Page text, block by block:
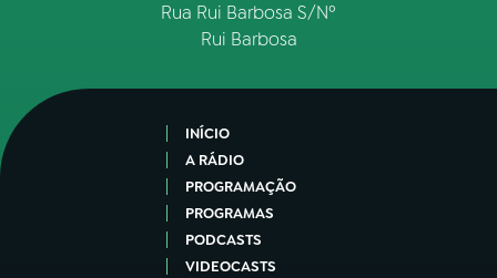
Rua Rui Barbosa S/Nº
Rui Barbosa
INÍCIO
A RÁDIO
PROGRAMAÇÃO
PROGRAMAS
PODCASTS
VIDEOCASTS